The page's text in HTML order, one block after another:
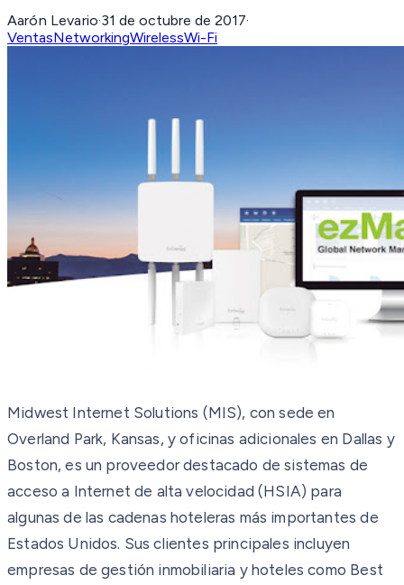
Aarón Levario·31 de octubre de 2017·
VentasNetworkingWirelessWi-Fi
Midwest Internet Solutions (MIS), con sede en
Overland Park, Kansas, y oficinas adicionales en Dallas y
Boston, es un proveedor destacado de sistemas de
acceso a Internet de alta velocidad (HSIA) para
algunas de las cadenas hoteleras más importantes de
Estados Unidos. Sus clientes principales incluyen
empresas de gestión inmobiliaria y hoteles como Best